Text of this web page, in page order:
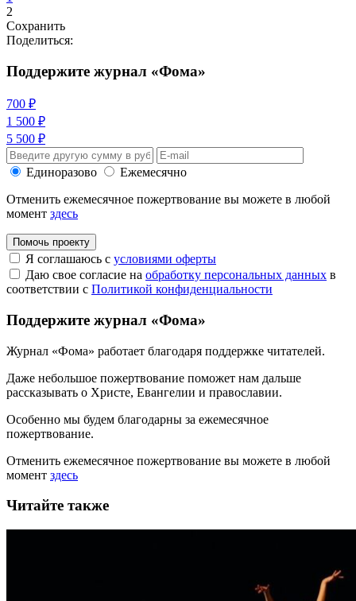
2
Сохранить
Поделиться:
Поддержите журнал «Фома»
700 ₽
1 500 ₽
5 500 ₽
Единоразово
Ежемесячно
Отменить ежемесячное пожертвование вы можете в любой
момент здесь
Помочь проекту
Я соглашаюсь с условиями оферты
Даю свое согласие на обработку персональных данных в
соответствии с Политикой конфиденциальности
Поддержите журнал «Фома»
Журнал «Фома» работает благодаря поддержке читателей.
Даже небольшое пожертвование поможет нам дальше
рассказывать о Христе, Евангелии и православии.
Особенно мы будем благодарны за ежемесячное
пожертвование.
Отменить ежемесячное пожертвование вы можете в любой
момент здесь
Читайте также